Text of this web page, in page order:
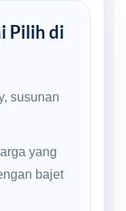
Pilih di
susunan
yang
bajet